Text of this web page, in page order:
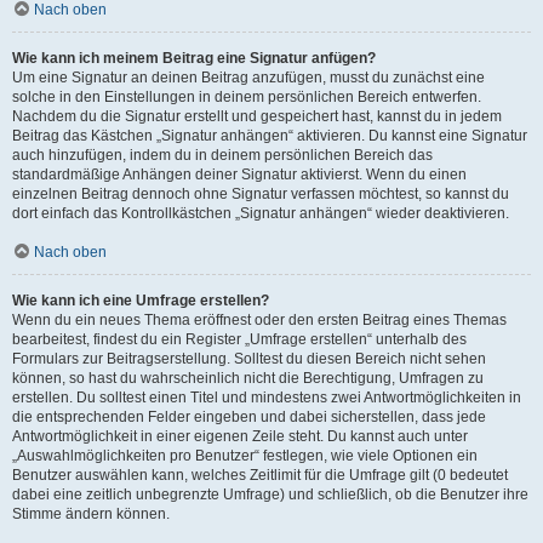
Nach oben
Wie kann ich meinem Beitrag eine Signatur anfügen?
Um eine Signatur an deinen Beitrag anzufügen, musst du zunächst eine
solche in den Einstellungen in deinem persönlichen Bereich entwerfen.
Nachdem du die Signatur erstellt und gespeichert hast, kannst du in jedem
Beitrag das Kästchen „Signatur anhängen“ aktivieren. Du kannst eine Signatur
auch hinzufügen, indem du in deinem persönlichen Bereich das
standardmäßige Anhängen deiner Signatur aktivierst. Wenn du einen
einzelnen Beitrag dennoch ohne Signatur verfassen möchtest, so kannst du
dort einfach das Kontrollkästchen „Signatur anhängen“ wieder deaktivieren.
Nach oben
Wie kann ich eine Umfrage erstellen?
Wenn du ein neues Thema eröffnest oder den ersten Beitrag eines Themas
bearbeitest, findest du ein Register „Umfrage erstellen“ unterhalb des
Formulars zur Beitragserstellung. Solltest du diesen Bereich nicht sehen
können, so hast du wahrscheinlich nicht die Berechtigung, Umfragen zu
erstellen. Du solltest einen Titel und mindestens zwei Antwortmöglichkeiten in
die entsprechenden Felder eingeben und dabei sicherstellen, dass jede
Antwortmöglichkeit in einer eigenen Zeile steht. Du kannst auch unter
„Auswahlmöglichkeiten pro Benutzer“ festlegen, wie viele Optionen ein
Benutzer auswählen kann, welches Zeitlimit für die Umfrage gilt (0 bedeutet
dabei eine zeitlich unbegrenzte Umfrage) und schließlich, ob die Benutzer ihre
Stimme ändern können.